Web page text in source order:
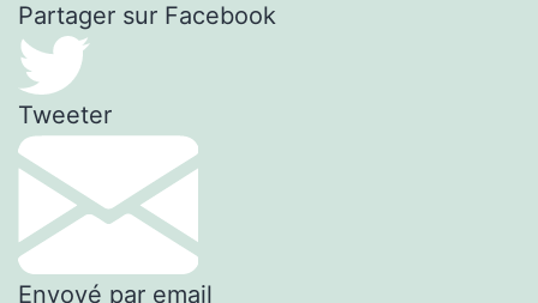
Partager sur Facebook
Tweeter
Envoyé par email